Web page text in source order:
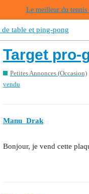
Le meilleur du
table et ping-pong
Target pro-
Petites Annonces (Occasion)
vendu
Manu_Drak
Bonjour, je vend cette